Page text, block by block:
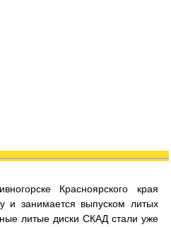
Красноярского края
и занимается выпуском литых
литые диски СКАД стали уже